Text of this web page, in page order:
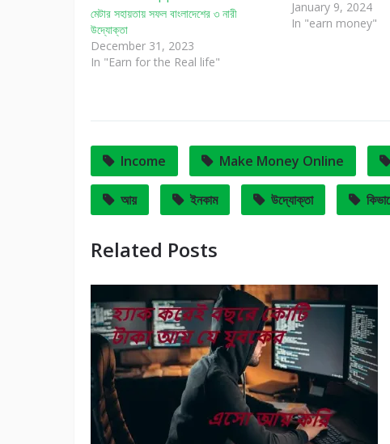
মেটার সহায়তায় সফল বাংলাদেশের ৩ নারী
উদ্যোক্তা
December 31, 2023
In "Earn for the Real life"
January 9, 2024
In "earn money"
Income Make Money Online
আয় ইনকাম উদ্যোক্তা
Related Posts